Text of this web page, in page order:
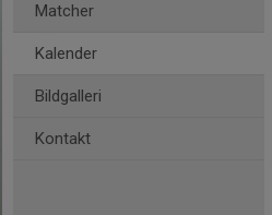
Matcher
Kalender
Bildgalleri
Kontakt